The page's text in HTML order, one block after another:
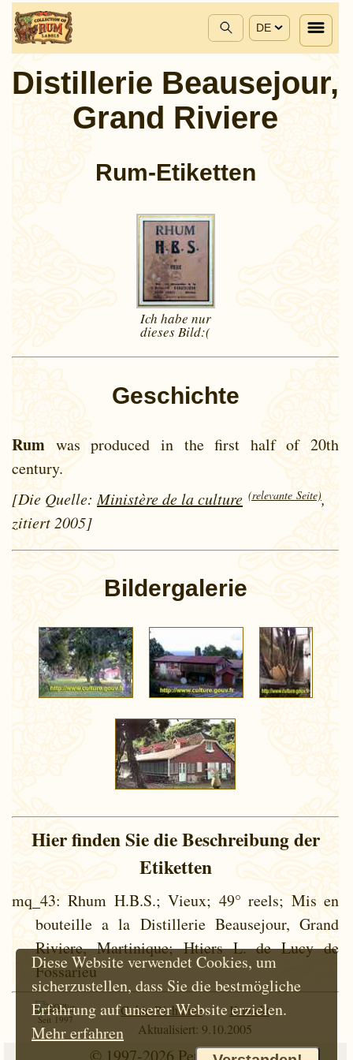
DE
Distillerie Beausejour,
Grand Riviere
Rum-Etiketten
Ich habe nur
diesesBild:(
Geschichte
Rum was produced in the first half of 20th
century.
[Die Quelle: Ministère de la culture (relevante Seite),
zitiert 2005]
Bildergalerie
Hier finden Sie die Beschreibung der
Etiketten
mq_43: Rhum H.B.S.; Vieux; 49° reels; Mis en
bouteille a la Distillerie Beausejour, Grand
Riviere, Martinique; Htiers L. de Lucy de
Fossarieu
Seit 1997
Cokie-Richtlinie
Kontakt
Aktualisiert: 9.10.2005
Diese Website verwendet Cookies, um
sicherzustellen, dass Sie die bestmögliche
Erfahrung auf unserer Website erzielen.
Mehr erfahren